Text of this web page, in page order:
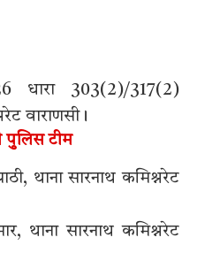
धारा 303(2)/317(2)
वाराणसी।
पुलिस टीम
थाना सारनाथ कमिश्नरेट
थाना सारनाथ कमिश्नरेट